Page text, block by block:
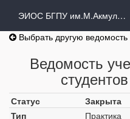
ЭИОС БГПУ им.М.Акмуллы
Выбрать другую ведомость
Ведомость
Статус
Закрыта
Тип
Практика